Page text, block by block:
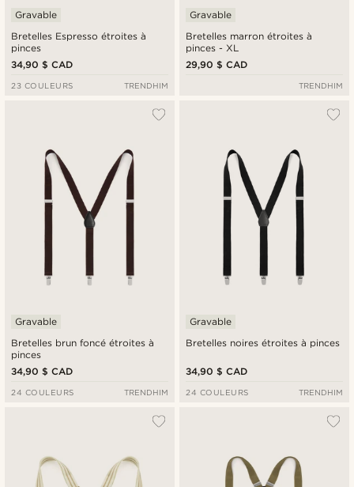
Bretelles Espresso étroites à
pinces
Gravable
34,90 $ CAD
23 COULEURS TRENDHIM
Bretelles marron étroites à
pinces - XL
Gravable
29,90 $ CAD
TRENDHIM
Bretelles brun foncé étroites à
pinces
Gravable
34,90 $ CAD
24 COULEURS TRENDHIM
Bretelles noires étroites à pinces
Gravable
34,90 $ CAD
24 COULEURS TRENDHIM